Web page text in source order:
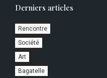
Derniers articles
Rencontre
Société
Art
Bagatelle